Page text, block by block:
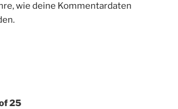
wie deine Kommentardaten
25